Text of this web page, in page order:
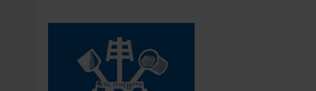
6 AOÛT 2026 | SAVERNE : LA FÊTE DE LA BIÈRE SOUFFLE SA 15E BOUGIE
HEINEKEN A SUPPRIMÉ 3 000 POSTES AU PREMIER SEMESTRE
5 AOÛT 2026 ISÈRE : LA BRASSERIE DU DAUPHINÉ AUGMENTE SA CAPACITÉ DE 50 %
4 AOÛT 2026 DESPERADOS AVENIDA : 3 INNOVATIONS LATINES DE L’ÉTÉ